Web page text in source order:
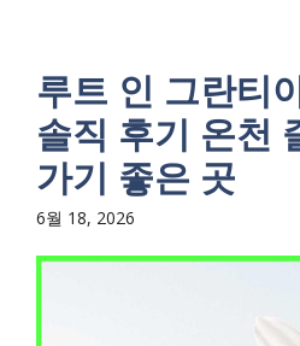
루트 인 그란티
솔직 후기 온천
가기 좋은 곳
6월 18, 2026